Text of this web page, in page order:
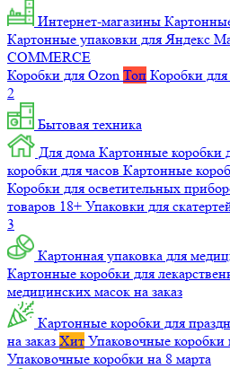
Интернет-магазины
Картонные упаковки для Яндекс
COMMERCE
Коробки для Ozon Топ Коробки
2
Бытовая техника
Для дома Картонные коробки
коробки для часов Картонные
Коробки для осветительных
товаров 18+ Упаковки для
3
Картонная упаковка для
Картонные коробки для
медицинских масок на заказ
Картонные коробки для
на заказ Хит Упаковочные коробки
Упаковочные коробки на 8 марта